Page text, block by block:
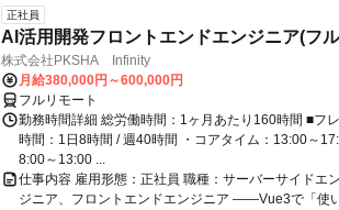
正社員
AI活用開発フロントエンドエンジニア(フ
株式会社PKSHA Infinity
月給380,000円～600,000円
フルリモート
勤務時間詳細 総労働時間：1ヶ月あたり160時間 ■フ
時間：1日8時間 / 週40時間 ・コアタイム：13:00～
8:00～13:00 ...
仕事内容 雇用形態：正社員 職種：サーバーサイドエ
ジニア、フロントエンドエンジニア ――Vue3で「使